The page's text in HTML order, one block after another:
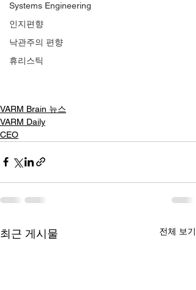
Systems Engineering
인지편향
낙관주의 편향
휴리스틱
VARM Brain 뉴스
VARM Daily
CEO
최근 게시물 전체 보기